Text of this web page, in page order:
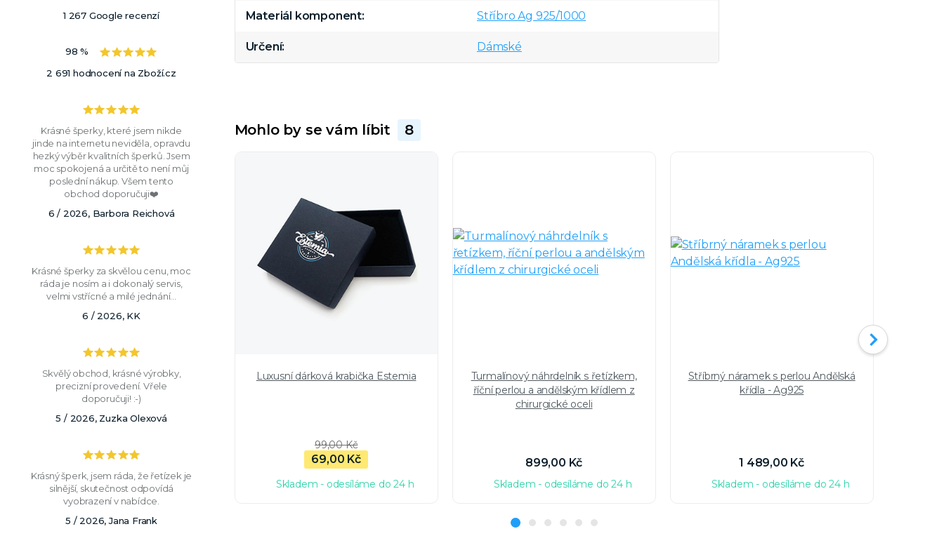
1 267 Google recenzí
98 %
2 691 hodnocení na Zboží.cz
Krásné šperky, které jsem nikde
jinde na internetu neviděla, opravdu
hezký výběr kvalitních šperků. Jsem
moc spokojená a určitě to není můj
poslední nákup. Všem tento
obchod doporučuji❤️
6 / 2026, Barbora Reichová
Krásné šperky za skvělou cenu, moc
ráda je nosím a i dokonalý servis,
velmi vstřícné a milé jednání...
6 / 2026, KK
Skvělý obchod, krásné výrobky,
precizní provedení. Vřele
doporučuji! :-)
5 / 2026, Zuzka Olexová
Krásný šperk, jsem ráda, že řetízek je
silnější, skutečnost odpovídá
vyobrazení v nabídce.
5 / 2026, Jana Frank
Materiál komponent Stříbro Ag 925/1000
Určení Dámské
Mohlo by se vám líbit 8
Luxusní dárková krabička Estemia
99,00 Kč
69,00 Kč
Skladem - odesíláme do 24 h
Turmalínový náhrdelník s řetízkem,
říční perlou a andělským křídlem z
chirurgické oceli
899,00 Kč
Skladem - odesíláme do 24 h
Stříbrný náramek s perlou Andělská
křídla - Ag925
1 489,00 Kč
Skladem - odesíláme do 24 h